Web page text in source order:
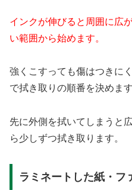
インクが伸びると周囲に広
い範囲から始めます。
強くこすっても傷はつきに
で拭き取りの順番を決めます
先に外側を拭いてしまうと
ら少しずつ拭き取ります。
ラミネートした紙・フ